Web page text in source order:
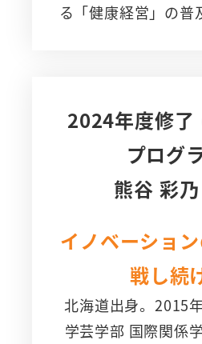
る「健康経営」の普
詳
2024年度修了
プログ
熊谷 彩乃
イノベーショ
戦し続
北海道出身。2015
学芸学部 国際関係